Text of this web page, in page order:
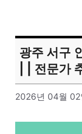
광주 서구
| | 전문가
2026년 04월 02